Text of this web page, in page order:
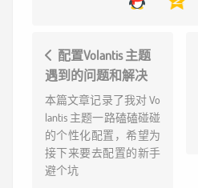
配置Volantis 主题
遇到的问题和解决
本篇文章记录了我对 Vo
lantis 主题一路磕磕碰碰
的个性化配置，希望为
接下来要去配置的新手
避个坑